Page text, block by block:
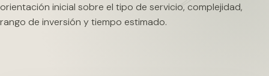
orientación inicial sobre el tipo de servicio, complejidad,
rango de inversión y tiempo estimado.